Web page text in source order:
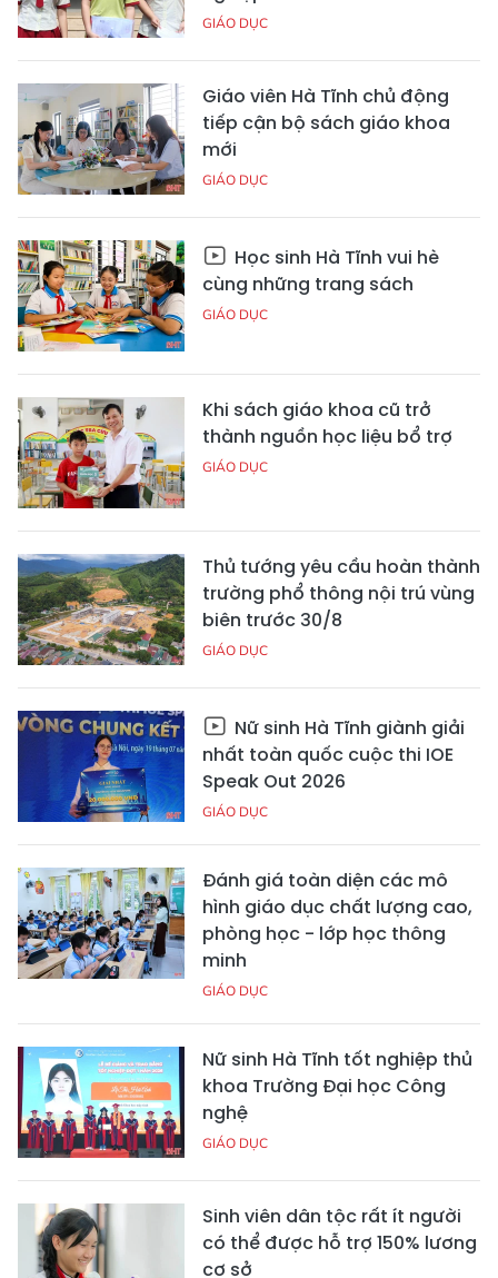
GIÁO DỤC
Giáo viên Hà Tĩnh chủ động
tiếp cận bộ sách giáo khoa
mới
GIÁO DỤC
Học sinh Hà Tĩnh vui hè
cùng những trang sách
GIÁO DỤC
Khi sách giáo khoa cũ trở
thành nguồn học liệu bổ trợ
GIÁO DỤC
Thủ tướng yêu cầu hoàn thành
trường phổ thông nội trú vùng
biên trước 30/8
GIÁO DỤC
Nữ sinh Hà Tĩnh giành giải
nhất toàn quốc cuộc thi IOE
Speak Out 2026
GIÁO DỤC
Đánh giá toàn diện các mô
hình giáo dục chất lượng cao,
phòng học - lớp học thông
minh
GIÁO DỤC
Nữ sinh Hà Tĩnh tốt nghiệp thủ
khoa Trường Đại học Công
nghệ
GIÁO DỤC
Sinh viên dân tộc rất ít người
có thể được hỗ trợ 150% lương
cơ sở